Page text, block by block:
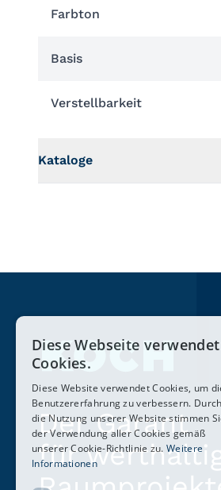
Farbton
Basis
Verstellbarkeit
Kataloge
Der Garant
für
Diese Webseite verwendet
Cookies.
Diese Website verwendet Cookies, um
Benutzererfahrung zu verbessern. Durch
die Nutzung unserer Website stimmen
der Verwendung aller Cookies gemäß
unserer Cookie-Richtlinie zu.Weitere
Informationen